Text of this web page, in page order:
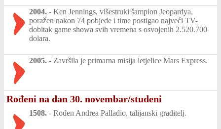
2004. - Ken Jennings, višestruki šampion Jeopardya,
poražen nakon 74 pobjede i time postigao najveći TV-
dobitak game showa svih vremena s osvojenih 2.520.700
dolara.
2005. - Završila je primarna misija letjelice Mars Express.
Rođeni na dan 30. novembar/studeni
1508. - Rođen Andrea Palladio, talijanski graditelj.